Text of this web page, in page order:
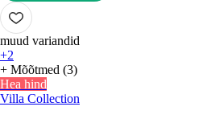
LISA OSTUKORVI
muud variandid
+2
+ Mõõtmed (3)
Hea hind
Villa Collection